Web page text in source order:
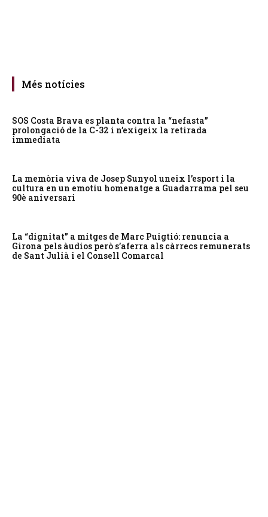
Més notícies
SOS Costa Brava es planta contra la “nefasta”
prolongació de la C-32 i n’exigeix la retirada
immediata
La memòria viva de Josep Sunyol uneix l’esport i la
cultura en un emotiu homenatge a Guadarrama pel seu
90è aniversari
La “dignitat” a mitges de Marc Puigtió: renuncia a
Girona pels àudios però s’aferra als càrrecs remunerats
de Sant Julià i el Consell Comarcal